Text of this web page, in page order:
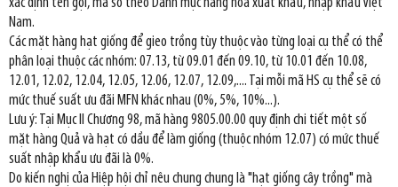
xác định tên gọi, mã số theo Danh mục hàng hóa xuất khẩu, nhập khẩu Việt
Nam.
Các mặt hàng hạt giống để gieo trồng tùy thuộc vào từng loại cụ thể có thể
phân loại thuộc các nhóm: 07.13, từ 09.01 đến 09.10, từ 10.01 đến 10.08,
12.01, 12.02, 12.04, 12.05, 12.06, 12.07, 12.09,.... Tại mỗi mã HS cụ thể sẽ có
mức thuế suất ưu đãi MFN khác nhau (0%, 5%, 10%...).
Lưu ý: Tại Mục II Chương 98, mã hàng 9805.00.00 quy định chi tiết một số
mặt hàng Quả và hạt có dầu để làm giống (thuộc nhóm 12.07) có mức thuế
suất nhập khẩu ưu đãi là 0%.
Do kiến nghị của Hiệp hội chỉ nêu chung chung là "hạt giống cây trồng" mà